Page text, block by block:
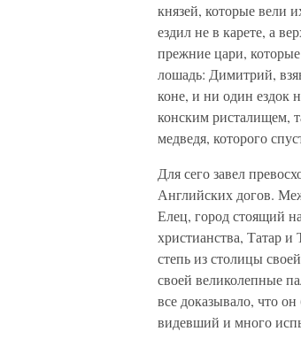
князей, которые вели
ездил не в карете, а
прежние цари,
лошадь: Димитрий,
коне, и ни один ездок
конским ристалищем,
медведя, которого
Для сего завел
Английских догов.
Елец, город стоящий
христианства, Татар
степь из столицы
своей великолепные
все доказывало, что
видевший и много